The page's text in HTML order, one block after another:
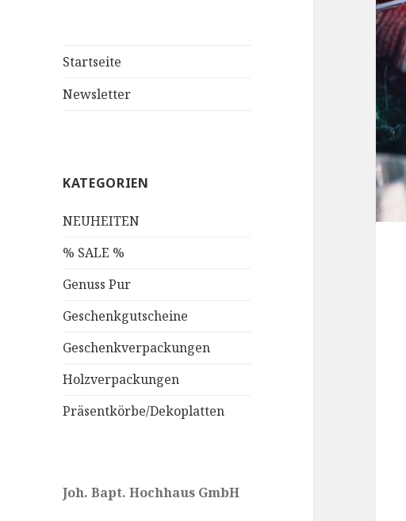
Startseite
Newsletter
KATEGORIEN
NEUHEITEN
% SALE %
Genuss Pur
Geschenkgutscheine
Geschenkverpackungen
Holzverpackungen
Präsentkörbe/Dekoplatten
Joh. Bapt. Hochhaus GmbH